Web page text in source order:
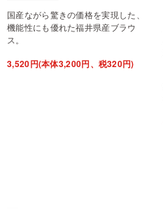
国産ながら驚きの価格を実現した、
機能性にも優れた福井県産ブラウ
ス。
3,520円(本体3,200円、税320円)